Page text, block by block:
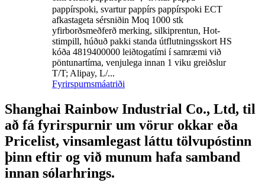
pappírspoki, svartur pappírs pappírspoki ECT
afkastageta sérsniðin Moq 1000 stk
yfirborðsmeðferð merking, silkiprentun, Hot-
stimpill, húðuð pakki standa útflutningsskort HS
kóða 4819400000 leiðtogatími í samræmi við
pöntunartíma, venjulega innan 1 viku greiðslur
T/T; Alipay, L/...
Fyrirspurnsmáatriði
Shanghai Rainbow Industrial Co., Ltd, til
að fá fyrirspurnir um vörur okkar eða
Pricelist, vinsamlegast láttu tölvupóstinn
þinn eftir og við munum hafa samband
innan sólarhrings.